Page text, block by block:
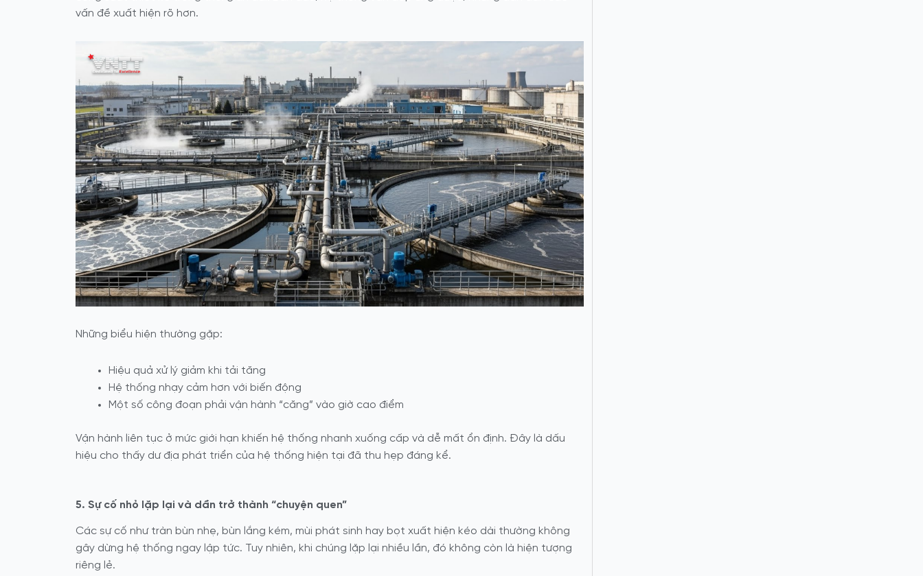
vấn đề xuất hiện rõ hơn.
Những biểu hiện thường gặp:
Hiệu quả xử lý giảm khi tải tăng
Hệ thống nhạy cảm hơn với biến động
Một số công đoạn phải vận hành “căng” vào giờ cao điểm
Vận hành liên tục ở mức giới hạn khiến hệ thống nhanh xuống cấp và dễ mất ổn định. Đây là dấu
hiệu cho thấy dư địa phát triển của hệ thống hiện tại đã thu hẹp đáng kể.
5. Sự cố nhỏ lặp lại và dần trở thành “chuyện quen”
Các sự cố như tràn bùn nhẹ, bùn lắng kém, mùi phát sinh hay bọt xuất hiện kéo dài thường không
gây dừng hệ thống ngay lập tức. Tuy nhiên, khi chúng lặp lại nhiều lần, đó không còn là hiện tượng
riêng lẻ.